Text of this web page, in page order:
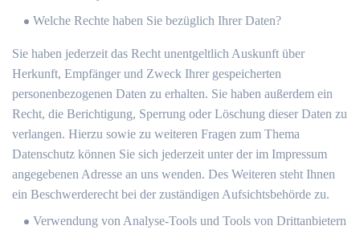
Welche Rechte haben Sie bezüglich Ihrer Daten?
Sie haben jederzeit das Recht unentgeltlich Auskunft über
Herkunft, Empfänger und Zweck Ihrer gespeicherten
personenbezogenen Daten zu erhalten. Sie haben außerdem ein
Recht, die Berichtigung, Sperrung oder Löschung dieser Daten zu
verlangen. Hierzu sowie zu weiteren Fragen zum Thema
Datenschutz können Sie sich jederzeit unter der im Impressum
angegebenen Adresse an uns wenden. Des Weiteren steht Ihnen
ein Beschwerderecht bei der zuständigen Aufsichtsbehörde zu.
Verwendung von Analyse-Tools und Tools von Drittanbietern